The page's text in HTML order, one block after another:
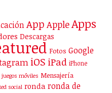
App AppleApps
Descargas
Fotos Google
iOS iPad iPhone
juegos móviles Mensajería
social ronda ronda de